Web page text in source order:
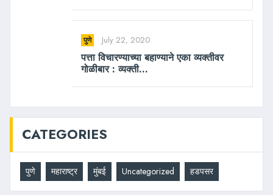
पुणे July 22, 2020
पत्ता विचारण्याच्या बहाण्याने एका व्यक्तीवर
गोळीबार : व्यक्ती...
CATEGORIES
पुणे महाराष्ट्र मुंबई Uncategorized हडपसर